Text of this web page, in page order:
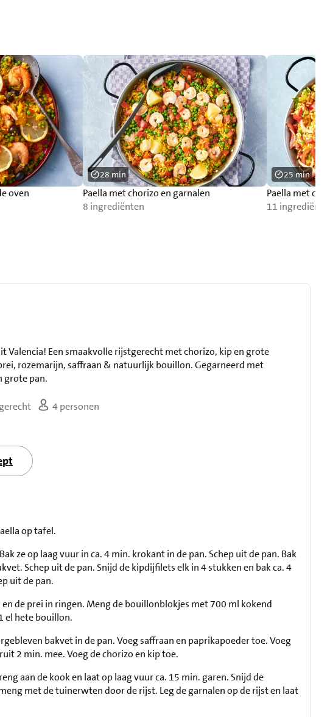
oven
Paella met chorizo en garnalen
8 ingrediënten
28 min
Paella met
11
25 min
Valencia! Een smaakvolle rijstgerecht met chorizo, kip en grote
rozemarijn, saffraan & natuurlijk bouillon. Gegarneerd met
grote pan.
4 personen
op tafel.
ze op laag vuur in ca. 4 min. krokant in de pan. Schep uit de pan. Bak
Schep uit de pan. Snijd de kipdijfilets elk in 4 stukken en bak ca. 4
uit de pan.
de prei in ringen. Meng de bouillonblokjes met 700 ml kokend
el hete bouillon.
bakvet in de pan. Voeg saffraan en paprikapoeder toe. Voeg
2 min. mee. Voeg de chorizo en kip toe.
aan de kook en laat op laag vuur ca. 15 min. garen. Snijd de
met de tuinerwten door de rijst. Leg de garnalen op de rijst en laat